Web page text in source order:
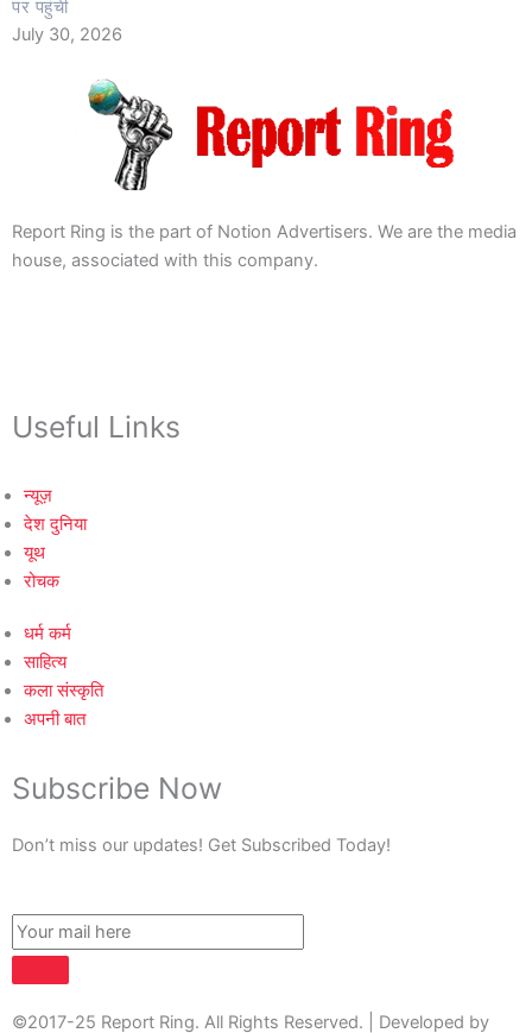
पर पहुंची
July 30, 2026
Report Ring is the part of Notion Advertisers. We are the media
house, associated with this company.
Useful Links
न्यूज़
देश दुनिया
यूथ
रोचक
धर्म कर्म
साहित्य
कला संस्कृति
अपनी बात
Subscribe Now
Don’t miss our updates! Get Subscribed Today!
©2017-25 Report Ring. All Rights Reserved. | Developed by